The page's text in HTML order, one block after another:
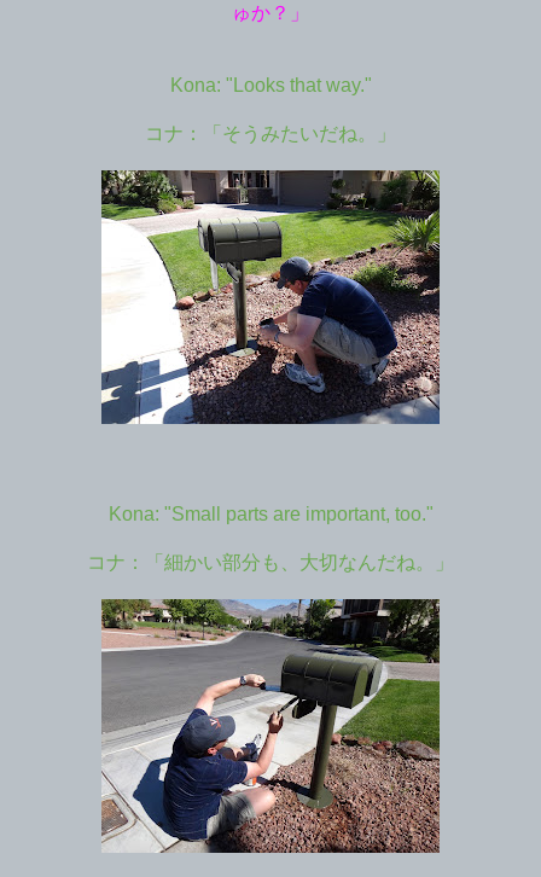
ゅか？」
Kona: "Looks that way."
コナ：「そうみたいだね。」
Kona: "Small parts are important, too."
コナ：「細かい部分も、大切なんだね。」